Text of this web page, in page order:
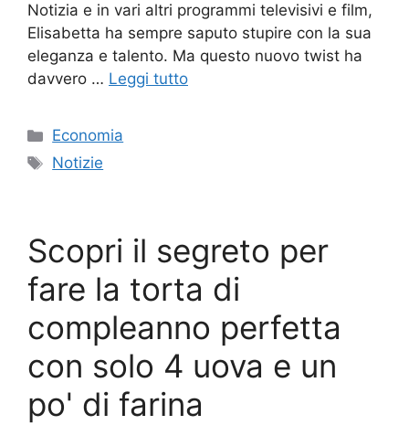
Notizia e in vari altri programmi televisivi e film,
Elisabetta ha sempre saputo stupire con la sua
eleganza e talento. Ma questo nuovo twist ha
davvero … Leggi tutto
Categorie
Economia
Tag
Notizie
Scopri il segreto per
fare la torta di
compleanno perfetta
con solo 4 uova e un
po' di farina